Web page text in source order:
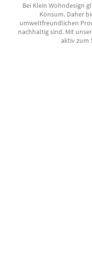
Bei Klein Wohndesign
Konsum. Daher
umweltfreundlichen
nachhaltig sind. Mit
aktiv zum